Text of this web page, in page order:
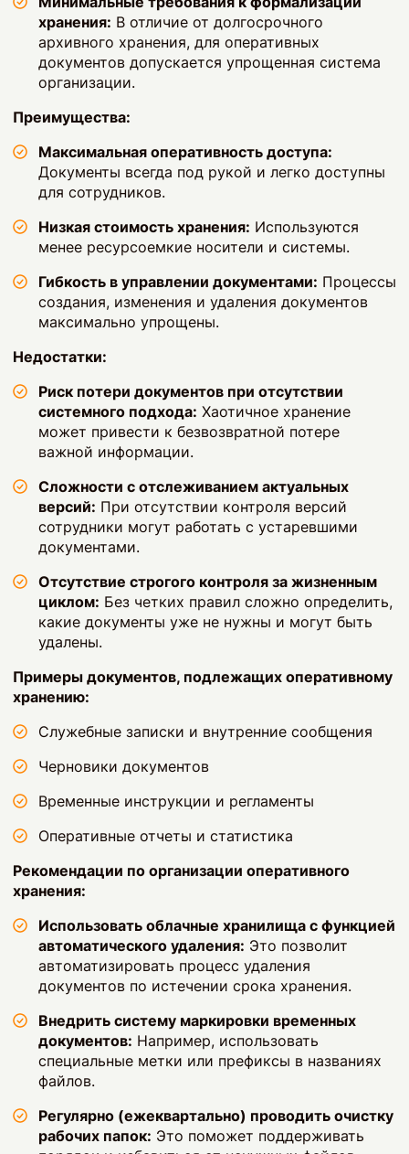
хранения: В отличие от долгосрочного
архивного хранения, для оперативных
документов допускается упрощенная система
организации.
Преимущества:
Максимальная оперативность доступа:
Документы всегда под рукой и легко доступны
для сотрудников.
Низкая стоимость хранения: Используются
менее ресурсоемкие носители и системы.
Гибкость в управлении документами: Процессы
создания, изменения и удаления документов
максимально упрощены.
Недостатки:
Риск потери документов при отсутствии
системного подхода: Хаотичное хранение
может привести к безвозвратной потере
важной информации.
Сложности с отслеживанием актуальных
версий: При отсутствии контроля версий
сотрудники могут работать с устаревшими
документами.
Отсутствие строгого контроля за жизненным
циклом: Без четких правил сложно определить,
какие документы уже не нужны и могут быть
удалены.
Примеры документов, подлежащих оперативному
хранению:
Служебные записки и внутренние сообщения
Черновики документов
Временные инструкции и регламенты
Оперативные отчеты и статистика
Рекомендации по организации оперативного
хранения:
Использовать облачные хранилища с функцией
автоматического удаления: Это позволит
автоматизировать процесс удаления
документов по истечении срока хранения.
Внедрить систему маркировки временных
документов: Например, использовать
специальные метки или префиксы в названиях
файлов.
Регулярно (ежеквартально) проводить очистку
рабочих папок: Это поможет поддерживать